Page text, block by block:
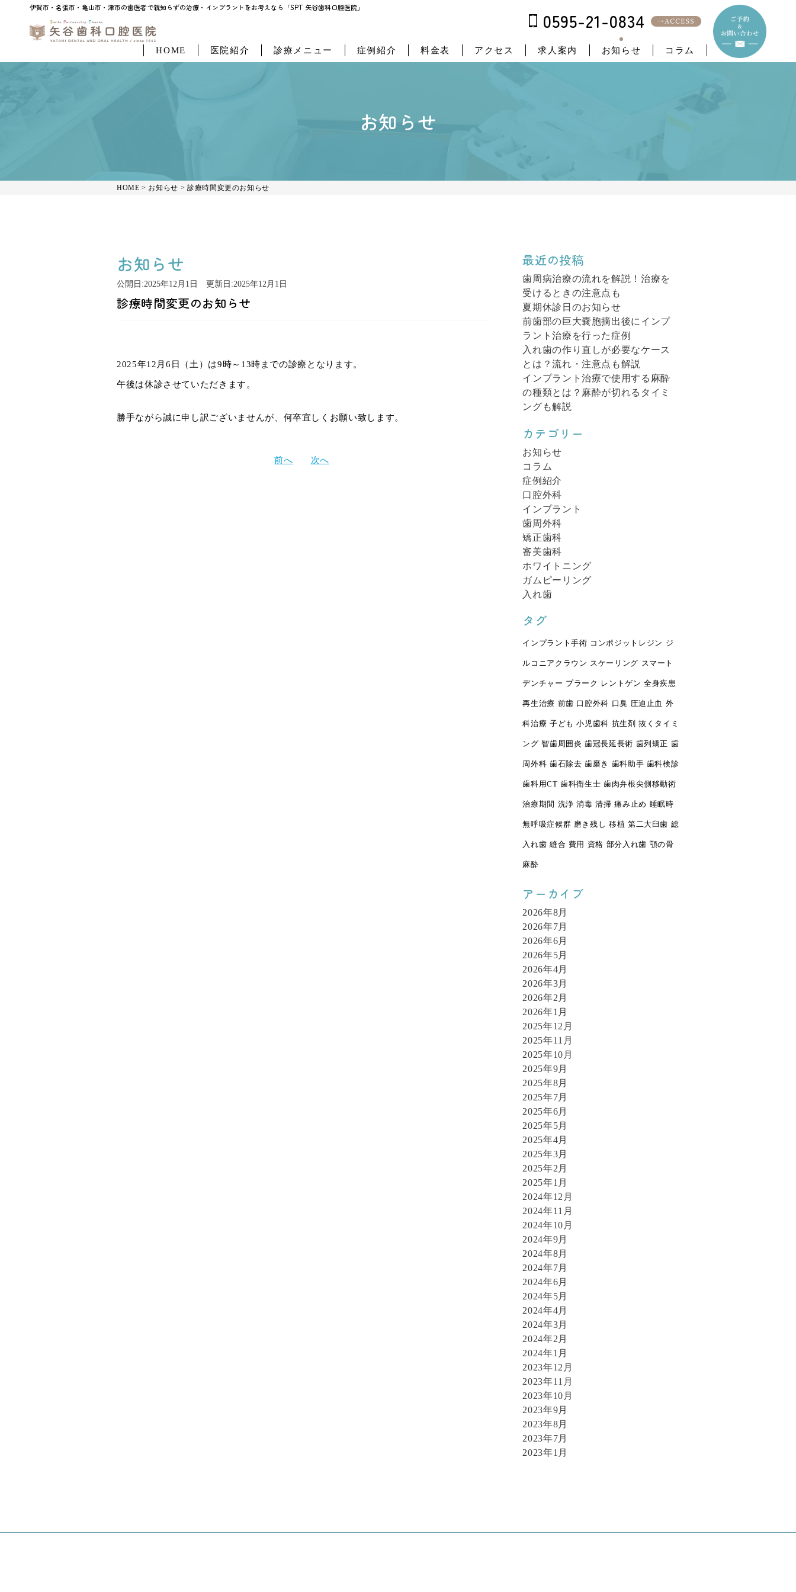
伊賀市・名張市・亀山市・津市の歯医者で親知らずの治療・インプラントをお考えなら「SPT 矢谷歯科口腔医院」
伊賀市・名張市・亀山市・津市の歯医者で親知らずの治療・インプラントをお考えなら「SPT 矢谷歯科口腔医院」
0595-21-0834
HOME 医院紹介 診療メニュー 症例紹介 料金表 アクセス 求人案内 お知らせ コラム
お知らせ
HOME > お知らせ > 診療時間変更のお知らせ
お知らせ
公開日:2025年12月1日 更新日:2025年12月1日
診療時間変更のお知らせ
2025年12月6日（土）は9時～13時までの診療となります。
午後は休診させていただきます。
勝手ながら誠に申し訳ございませんが、何卒宜しくお願い致します。
投
前へ 次へ
最近の投稿
歯周病治療の流れを解説！治療を
受けるときの注意点も
夏期休診日のお知らせ
前歯部の巨大嚢胞摘出後にインプ
ラント治療を行った症例
入れ歯の作り直しが必要なケース
とは？流れ・注意点も解説
インプラント治療で使用する麻酔
の種類とは？麻酔が切れるタイミ
ングも解説
カテゴリー
お知らせ
コラム
症例紹介
口腔外科
インプラント
歯周外科
矯正歯科
審美歯科
ホワイトニング
ガムピーリング
入れ歯
タグ
インプラント手術 コンポジットレジン ジ
ルコニアクラウン スケーリング スマート
デンチャー プラーク レントゲン 全身疾患
再生治療 前歯 口腔外科 口臭 圧迫止血 外
科治療 子ども 小児歯科 抗生剤 抜くタイミ
ング 智歯周囲炎 歯冠長延長術 歯列矯正 歯
周外科 歯石除去 歯磨き 歯科助手 歯科検診
歯科用CT 歯科衛生士 歯肉弁根尖側移動術
治療期間 洗浄 消毒 清掃 痛み止め 睡眠時
無呼吸症候群 磨き残し 移植 第二大臼歯 総
入れ歯 縫合 費用 資格 部分入れ歯 顎の骨
麻酔
アーカイブ
2026年8月
2026年7月
2026年6月
2026年5月
2026年4月
2026年3月
2026年2月
2026年1月
2025年12月
2025年11月
2025年10月
2025年9月
2025年8月
2025年7月
2025年6月
2025年5月
2025年4月
2025年3月
2025年2月
2025年1月
2024年12月
2024年11月
2024年10月
2024年9月
2024年8月
2024年7月
2024年6月
2024年5月
2024年4月
2024年3月
2024年2月
2024年1月
2023年12月
2023年11月
2023年10月
2023年9月
2023年8月
2023年7月
2023年1月